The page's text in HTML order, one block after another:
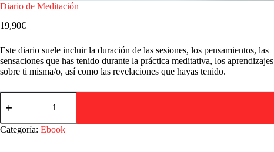
Diario de Meditación
19,90€
Este diario suele incluir la duración de las sesiones, los pensamientos, las
sensaciones que has tenido durante la práctica meditativa, los aprendizajes
sobre ti misma/o, así como las revelaciones que hayas tenido.
Categoría: Ebook